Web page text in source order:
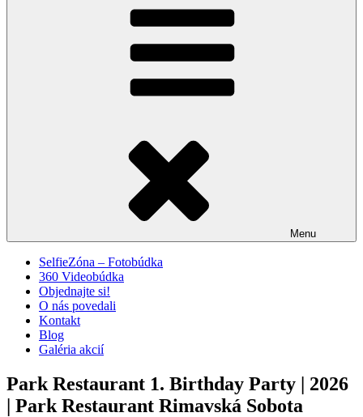
Menu
SelfieZóna – Fotobúdka
360 Videobúdka
Objednajte si!
O nás povedali
Kontakt
Blog
Galéria akcií
Park Restaurant 1. Birthday Party | 2026
| Park Restaurant Rimavská Sobota